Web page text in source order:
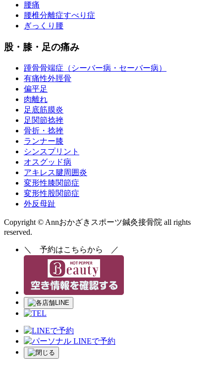
腰痛
腰椎分離症すべり症
ぎっくり腰
股・膝・足の痛み
踵骨骨端症（シーバー病・セーバー病）
有痛性外脛骨
偏平足
肉離れ
足底筋膜炎
足関節捻挫
骨折・捻挫
ランナー膝
シンスプリント
オスグッド病
アキレス腱周囲炎
変形性膝関節症
変形性股関節症
外反母趾
Copyright © Annおかざきスポーツ鍼灸接骨院 all rights
reserved.
＼ 予約はこちらから ／